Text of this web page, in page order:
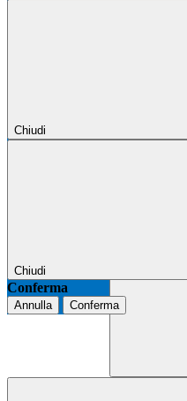
Chiudi
Chiudi
Conferma
Annulla Conferma